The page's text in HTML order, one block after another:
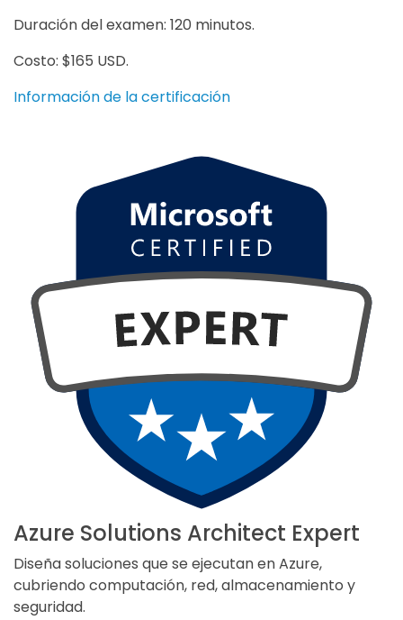
Duración del examen: 120 minutos.
Costo: $165 USD.
Información de la certificación
Azure Solutions Architect Expert
Diseña soluciones que se ejecutan en Azure,
cubriendo computación, red, almacenamiento y
seguridad.